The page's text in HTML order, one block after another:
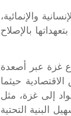
والإنمائية،
بالإصلاح
غزة عبر أصعدة
حيثما
إلى غزة، مثل
البنية التحتية